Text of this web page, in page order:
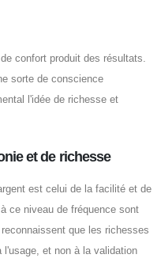
confort produit des résultats.
sorte de conscience
l'idée de richesse et
et de richesse
est celui de la facilité et de
ce niveau de fréquence sont
que les richesses
et non à la validation